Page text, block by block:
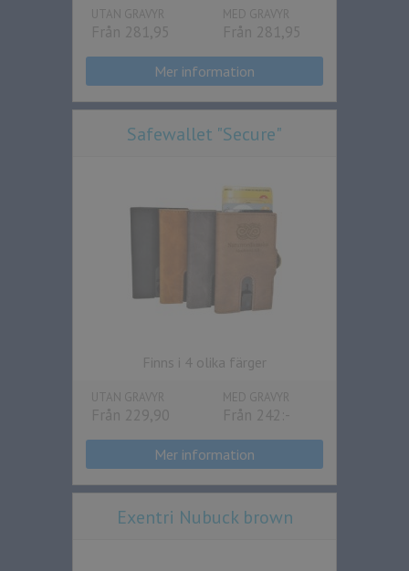
UTAN GRAVYR
Från 281,95
MED GRAVYR
Från 281,95
Mer information
Safewallet "Secure"
Finns i 4 olika färger
UTAN GRAVYR
Från 229,90
MED GRAVYR
Från 242:-
Mer information
Exentri Nubuck brown